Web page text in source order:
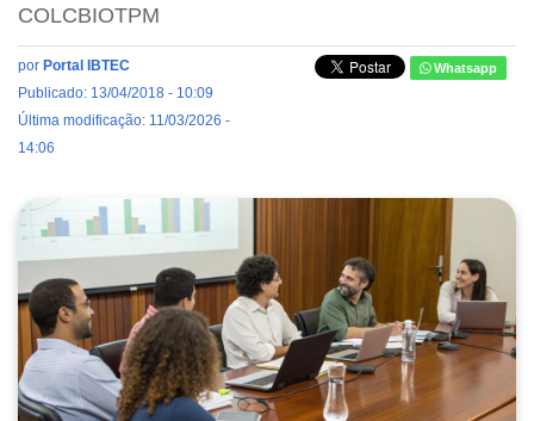
COLCBIOTPM
por Portal IBTEC
Publicado: 13/04/2018 - 10:09
Última modificação: 11/03/2026 -
14:06
Whatsapp